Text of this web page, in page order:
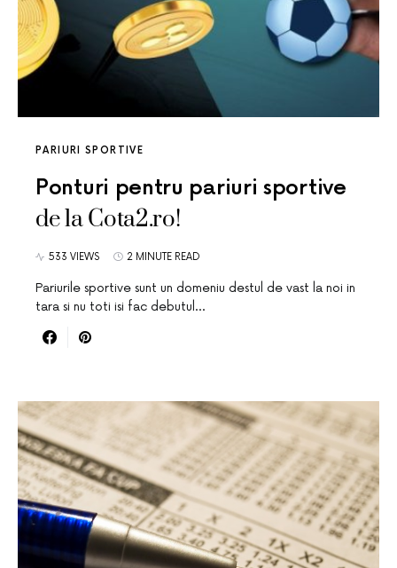
PARIURI SPORTIVE
Ponturi pentru pariuri sportive
de la Cota2.ro!
533 VIEWS 2 MINUTE READ
Pariurile sportive sunt un domeniu destul de vast la noi in
tara si nu toti isi fac debutul…